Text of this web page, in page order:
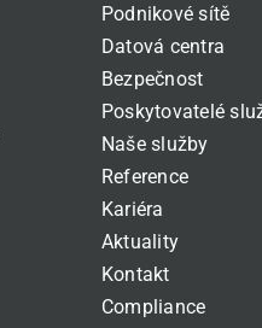
Podnikové sítě
Datová centra
Bezpečnost
Poskytovatelé
Naše služby
Reference
Kariéra
Aktuality
Kontakt
Compliance